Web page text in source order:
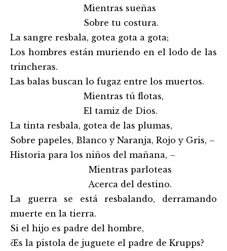
Mientras sueñas
Sobre tu costura.
La sangre resbala, gotea gota a gota;
Los hombres están muriendo en el lodo de las
trincheras.
Las balas buscan lo fugaz entre los muertos.
Mientras tú flotas,
El tamiz de Dios.
La tinta resbala, gotea de las plumas,
Sobre papeles, Blanco y Naranja, Rojo y Gris, –
Historia para los niños del mañana, –
Mientras parloteas
Acerca del destino.
La guerra se está resbalando, derramando
muerte en la tierra.
Si el hijo es padre del hombre,
¿Es la pistola de juguete el padre de Krupps?